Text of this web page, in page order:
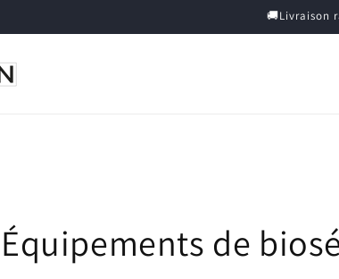
🚚Livraison
C
Équipements de